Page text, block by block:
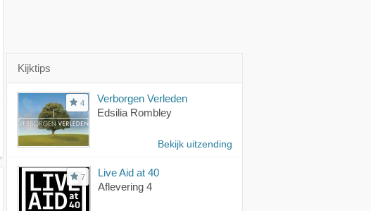
Kijktips
4
Verborgen Verleden
Edsilia Rombley
Bekijk uitzending
7
Live Aid at 40
Aflevering 4